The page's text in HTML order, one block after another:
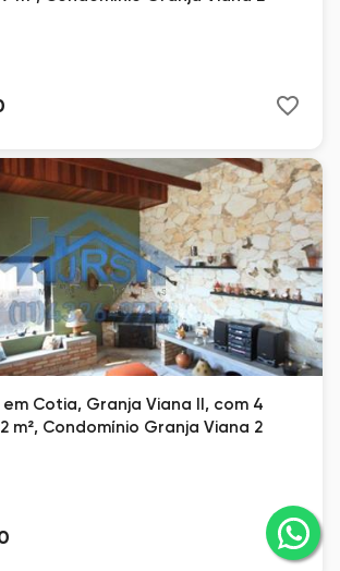
Cotia, Granja Viana II, com 4
m², Condomínio Granja Viana 2